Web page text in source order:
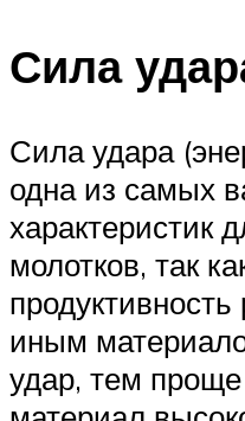
Сила
Сила удара
одна из самых
характеристик
молотков, так
иным
удар, тем